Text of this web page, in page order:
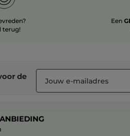
terug!
Een
de